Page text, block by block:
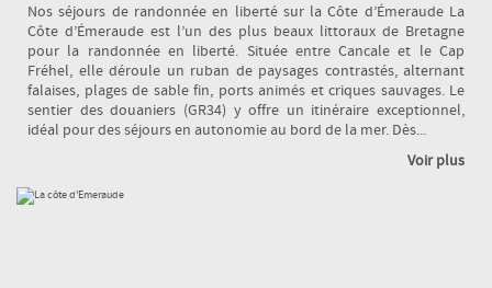
Nos séjours de randonnée en liberté sur la Côte d’Émeraude La
Côte d’Émeraude est l’un des plus beaux littoraux de Bretagne
pour la randonnée en liberté. Située entre Cancale et le Cap
Fréhel, elle déroule un ruban de paysages contrastés, alternant
falaises, plages de sable fin, ports animés et criques sauvages. Le
sentier des douaniers (GR34) y offre un itinéraire exceptionnel,
idéal pour des séjours en autonomie au bord de la mer. Dès...
Voir plus